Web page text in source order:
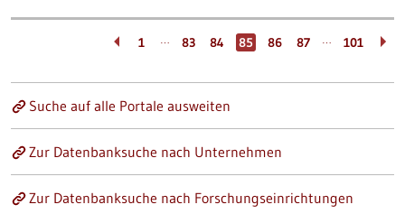
1 … 83 84 85 86 87 … 101
Suche auf alle Portale ausweiten
Zur Datenbanksuche nach Unternehmen
Zur Datenbanksuche nach Forschungseinrichtungen